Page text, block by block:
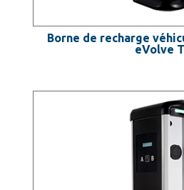
Borne de recharge
eVolve T